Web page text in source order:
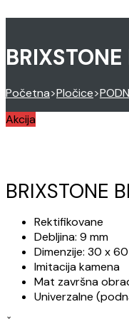
Početna>Pločice>
Akcija
BRIXSTONE
Rektifikovane
Debljina: 9 mm
Dimenzije: 30 x
Imitacija kamena
Mat završna
Univerzalne